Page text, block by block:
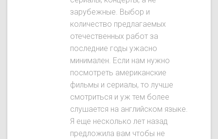
зарубежные. Выбор и
количество предлагаемых
отечественных работ за
последние годы ужасно
минимален. Если нам нужно
посмотреть американские
фильмы и сериалы, то лучше
смотриться и уж тем более
слушается на английском языке.
Я еще несколько лет назад
предложила вам чтобы не